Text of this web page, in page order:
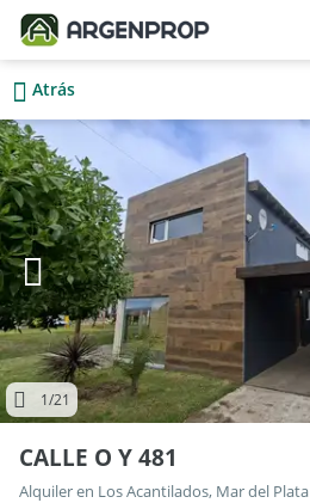
Atrás
1/21
CALLE O Y 481
Alquiler en Los Acantilados, Mar del Plata